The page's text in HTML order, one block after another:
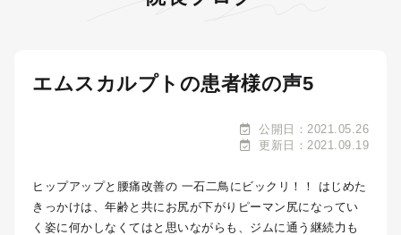
エムスカルプトの患者様の声5
公開日：2021.05.26
更新日：2021.09.19
ヒップアップと腰痛改善の 一石二鳥にビックリ！！️ はじめた
きっかけは、年齢と共にお尻が下がりピーマン尻になってい
く姿に何かしなくてはと思いながらも、ジムに通う継続力も